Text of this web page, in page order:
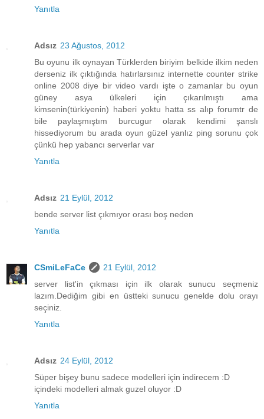
Yanıtla
Adsız 23 Ağustos, 2012
Bu oyunu ilk oynayan Türklerden biriyim belkide ilkim neden
derseniz ilk çıktığında hatırlarsınız internette counter strike
online 2008 diye bir video vardı işte o zamanlar bu oyun
güney asya ülkeleri için çıkarılmıştı ama
kimsenin(türkiyenin) haberi yoktu hatta ss alıp forumtr de
bile paylaşmıştım burcugur olarak kendimi şanslı
hissediyorum bu arada oyun güzel yanlız ping sorunu çok
çünkü hep yabancı serverlar var
Yanıtla
Adsız 21 Eylül, 2012
bende server list çıkmıyor orası boş neden
Yanıtla
CSmiLeFaCe
21 Eylül, 2012
server list'in çıkması için ilk olarak sunucu seçmeniz
lazım.Dediğim gibi en üstteki sunucu genelde dolu orayı
seçiniz.
Yanıtla
Adsız 24 Eylül, 2012
Süper bişey bunu sadece modelleri için indirecem :D
içindeki modelleri almak guzel oluyor :D
Yanıtla